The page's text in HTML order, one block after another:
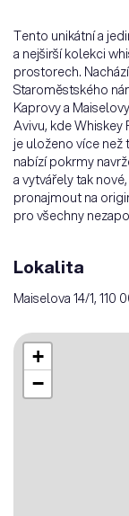
Tento unikátní a
a nejširší kolekci
prostorech.
Staroměstského
Kaprovy a
Avivu, kde Whiskey
je uloženo více než
nabízí pokrmy
a vytvářely tak
pronajmout na
pro všechny
Lokalita
Maiselova 14/1, 110
+
−